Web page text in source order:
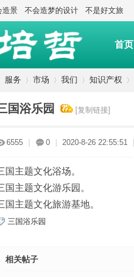
造景 不会造梦的设计 不是好文旅
首页
服务 市场 我们 知识产权
国浴乐园 [复制链接]
6555 0 2020-8-26 22:55:51
国主题文化浴场。
国主题文化游乐园。
国主题文化旅游基地。
三国浴乐园
相关帖子